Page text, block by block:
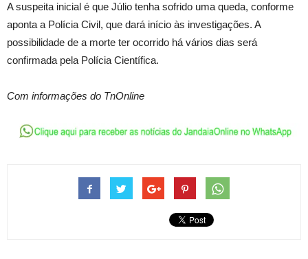
A suspeita inicial é que Júlio tenha sofrido uma queda, conforme
aponta a Polícia Civil, que dará início às investigações. A
possibilidade de a morte ter ocorrido há vários dias será
confirmada pela Polícia Científica.
Com informações do TnOnline